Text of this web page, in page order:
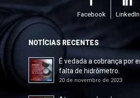
Facebook LinkedIn
NOTÍCIAS RECENTES
É vedada a cobrança por
falta de hidrômetro.
20 de novembro de 2023